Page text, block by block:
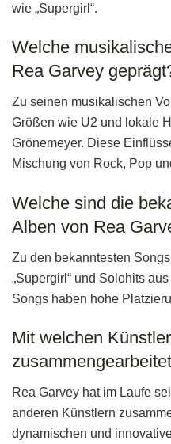
wie „Supergirl“.
Welche
Rea Garvey
Zu seinen musikalischen
Größen wie U2 und lokale
Grönemeyer. Diese
Mischung von Rock, Pop
Welche sind die
Alben von Rea
Zu den bekanntesten
„Supergirl“ und Solohits
Songs haben hohe
Mit welchen
Rea Garvey hat im Laufe
anderen Künstlern
dynamischen und